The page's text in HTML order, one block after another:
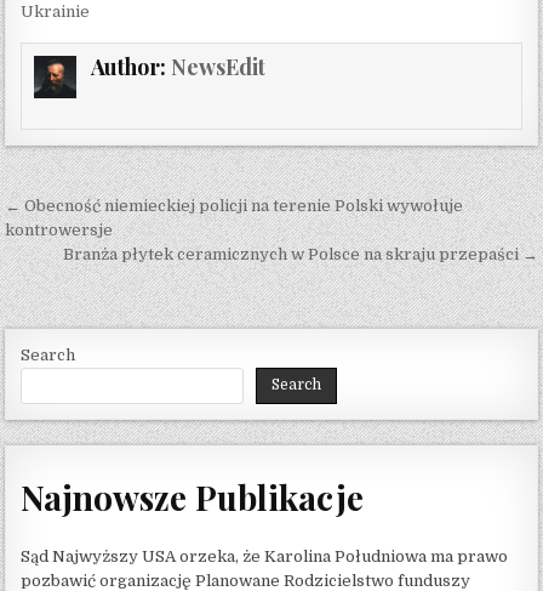
Ukrainie
Author: NewsEdit
Post navigation
← Obecność niemieckiej policji na terenie Polski wywołuje
kontrowersje
Branża płytek ceramicznych w Polsce na skraju przepaści →
Search
Search
Najnowsze Publikacje
Sąd Najwyższy USA orzeka, że ​​Karolina Południowa ma prawo
pozbawić organizację Planowane Rodzicielstwo funduszy